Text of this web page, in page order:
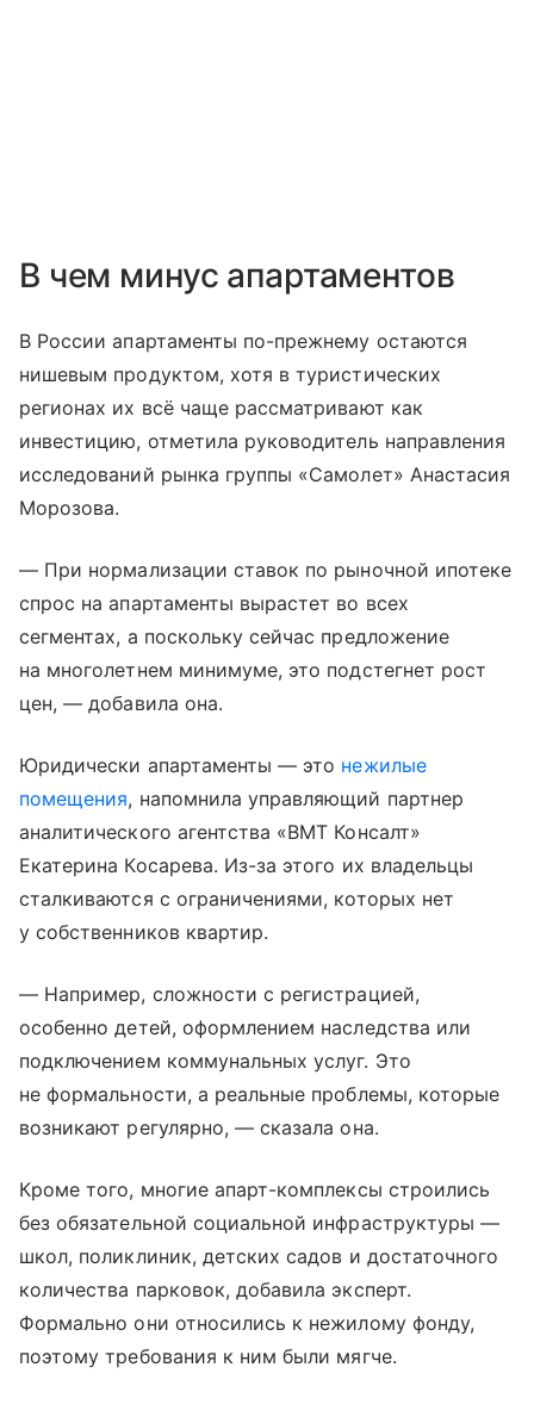
В чем минус апартаментов
В России апартаменты по-прежнему остаются
нишевым продуктом, хотя в туристических
регионах их всё чаще рассматривают как
инвестицию, отметила руководитель направления
исследований рынка группы «Самолет» Анастасия
Морозова.
— При нормализации ставок по рыночной ипотеке
спрос на апартаменты вырастет во всех
сегментах, а поскольку сейчас предложение
на многолетнем минимуме, это подстегнет рост
цен, — добавила она.
Юридически апартаменты — это нежилые
помещения, напомнила управляющий партнер
аналитического агентства «ВМТ Консалт»
Екатерина Косарева. Из-за этого их владельцы
сталкиваются с ограничениями, которых нет
у собственников квартир.
— Например, сложности с регистрацией,
особенно детей, оформлением наследства или
подключением коммунальных услуг. Это
не формальности, а реальные проблемы, которые
возникают регулярно, — сказала она.
Кроме того, многие апарт-комплексы строились
без обязательной социальной инфраструктуры —
школ, поликлиник, детских садов и достаточного
количества парковок, добавила эксперт.
Формально они относились к нежилому фонду,
поэтому требования к ним были мягче.